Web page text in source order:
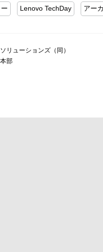
Lenovo TechDay アー
リューションズ（同）
部